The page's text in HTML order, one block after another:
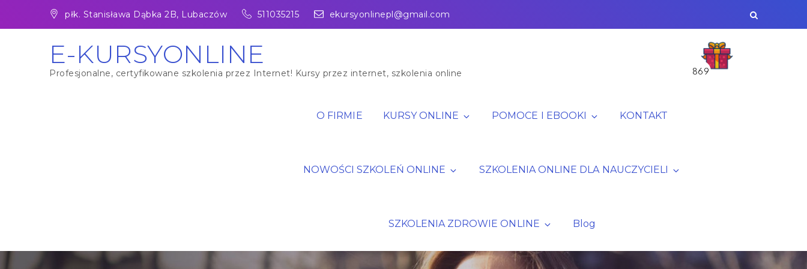
płk. Stanisława Dąbka 2B, Lubaczów 511035215 ekursyonlinepl@gmail.com
E-KURSYONLINE
Profesjonalne, certyfikowane szkolenia przez Internet! Kursy przez internet, szkolenia online
O FIRMIE KURSY ONLINE POMOCE I EBOOKI KONTAKT
NOWOŚCI SZKOLEŃ ONLINE SZKOLENIA ONLINE DLA NAUCZYCIELI
SZKOLENIA ZDROWIE ONLINE Blog
869